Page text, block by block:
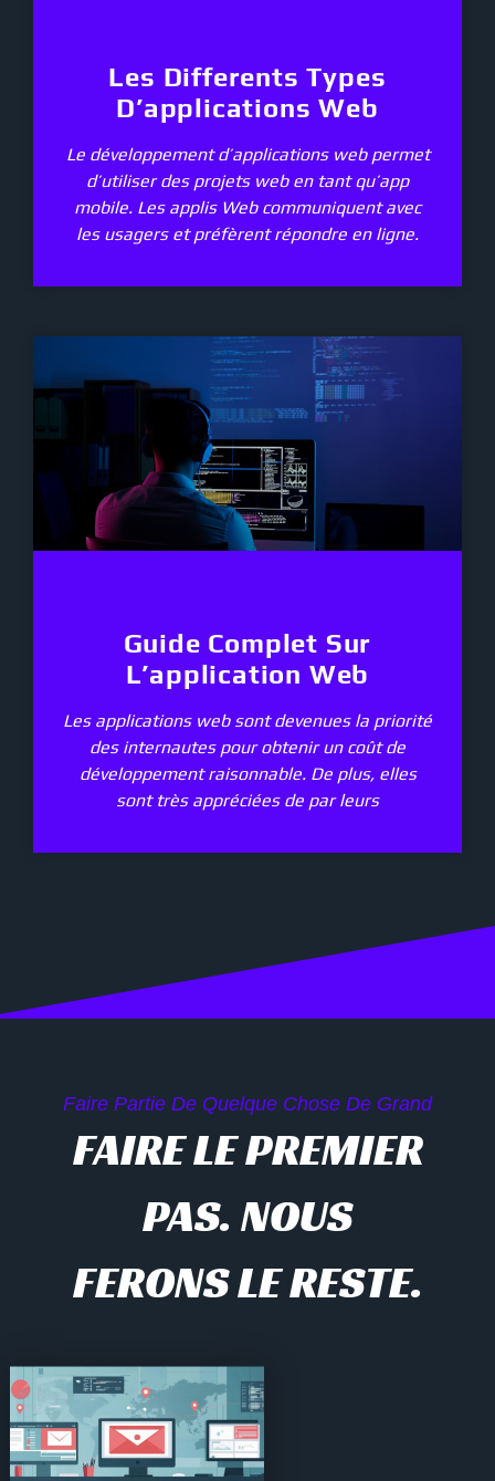
Les Differents Types
D’applications Web
Le développement d’applications web permet
d’utiliser des projets web en tant qu’app
mobile. Les applis Web communiquent avec
les usagers et préfèrent répondre en ligne.
Guide Complet Sur
L’application Web
Les applications web sont devenues la priorité
des internautes pour obtenir un coût de
développement raisonnable. De plus, elles
sont très appréciées de par leurs
Faire Partie De Quelque Chose De Grand
FAIRE LE PREMIER
PAS. NOUS
FERONS LE RESTE.